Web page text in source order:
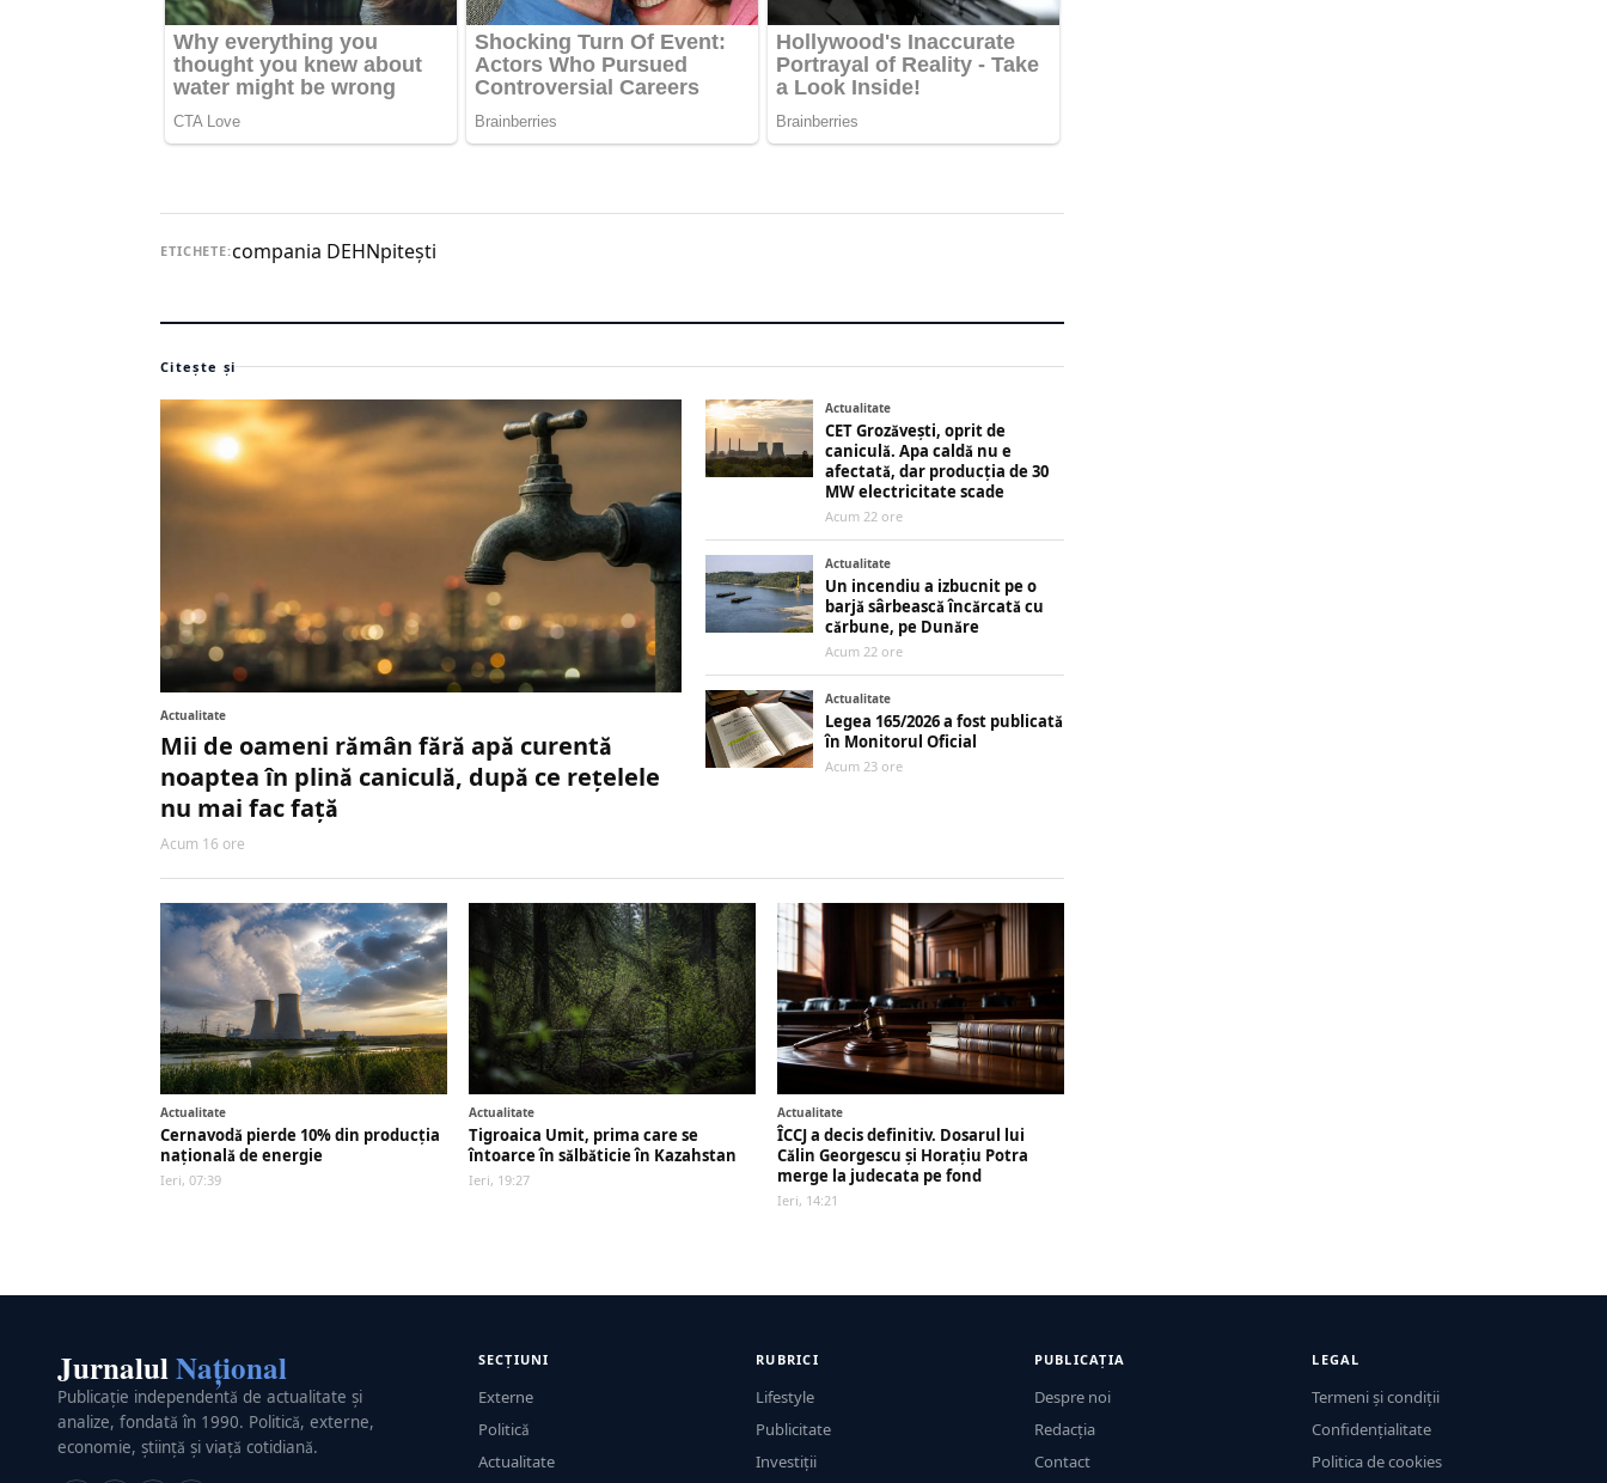
ETICHETE:compania DEHNpitești
Citește și
Actualitate
Mii de oameni rămân fără apă curentă
noaptea în plină caniculă, după ce rețelele
nu mai fac față
Acum 16 ore
Actualitate
CET Grozăvești, oprit de
caniculă. Apa caldă nu e
afectată, dar producția de 30
MW electricitate scade
Acum 22 ore
Actualitate
Un incendiu a izbucnit pe o
barjă sârbească încărcată cu
cărbune, pe Dunăre
Acum 22 ore
Actualitate
Legea 165/2026 a fost publicată
în Monitorul Oficial
Acum 23 ore
Actualitate
Cernavodă pierde 10% din producția
națională de energie
Ieri, 07:39
Actualitate
Tigroaica Umit, prima care se
întoarce în sălbăticie în Kazahstan
Ieri, 19:27
Actualitate
ÎCCJ a decis definitiv. Dosarul lui
Călin Georgescu și Horațiu Potra
merge la judecata pe fond
Ieri, 14:21
JurnalulNațional
Publicație independentă de actualitate și
analize, fondată în 1990. Politică, externe,
economie, știință și viață cotidiană.
SECȚIUNI
Externe
Politică
Actualitate
RUBRICI
Lifestyle
Publicitate
Investiții
PUBLICAȚIA
Despre noi
Redacția
Contact
LEGAL
Termeni și condiții
Confidențialitate
Politica de cookies